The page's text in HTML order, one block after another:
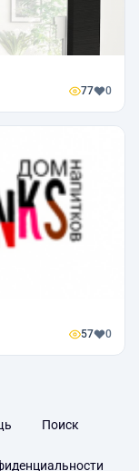
77 0
57 0
Поиск